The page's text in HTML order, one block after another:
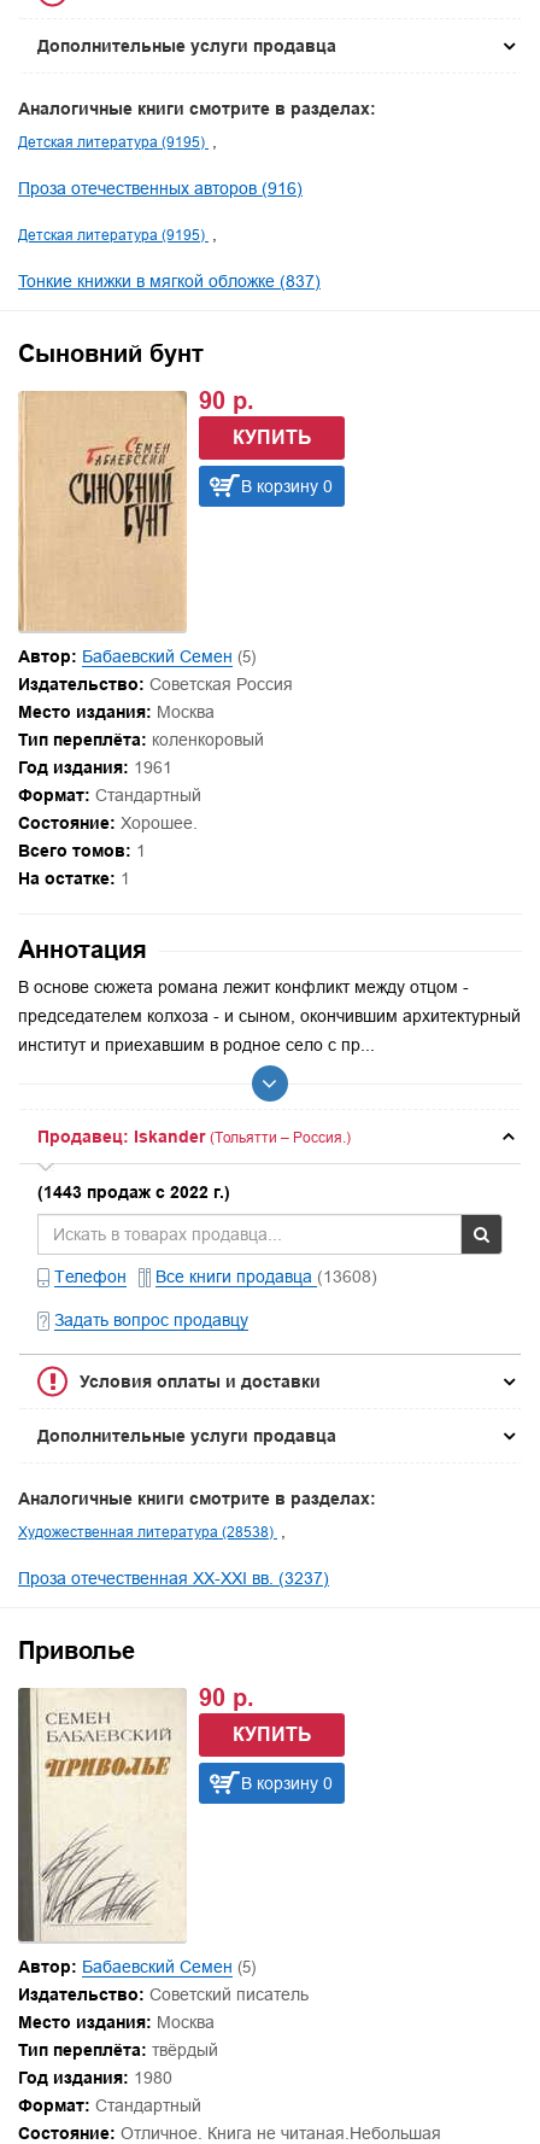
Дополнительные услуги продавца
Аналогичные книги смотрите в разделах:
Детская литература (9195)
Проза отечественных авторов (916)
Детская литература (9195)
Тонкие книжки в мягкой обложке (837)
Сыновний бунт
90 р.
КУПИТЬ
В корзину 0
Автор: Бабаевский Семен (5)
Издательство: Советская Россия
Место издания: Москва
Тип переплёта: коленкоровый
Год издания: 1961
Формат: Стандартный
Состояние: Хорошее.
Всего томов: 1
На остатке: 1
Аннотация
В основе сюжета романа лежит конфликт между отцом -
председателем колхоза - и сыном, окончившим архитектурный
институт и приехавшим в родное село с пр...
Продавец: Iskander (Тольятти – Россия.)
(1443 продаж с 2022 г.)
Телефон Все книги продавца (13608)
Задать вопрос продавцу
Условия оплаты и доставки
Дополнительные услуги продавца
Аналогичные книги смотрите в разделах:
Художественная литература (28538)
Проза отечественная XX-XXI вв. (3237)
Приволье
90 р.
КУПИТЬ
В корзину 0
Автор: Бабаевский Семен (5)
Издательство: Советский писатель
Место издания: Москва
Тип переплёта: твёрдый
Год издания: 1980
Формат: Стандартный
Состояние: Отличное. Книга не читаная.Небольшая